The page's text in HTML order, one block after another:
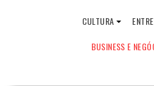
CULTURA
BUSINESS E